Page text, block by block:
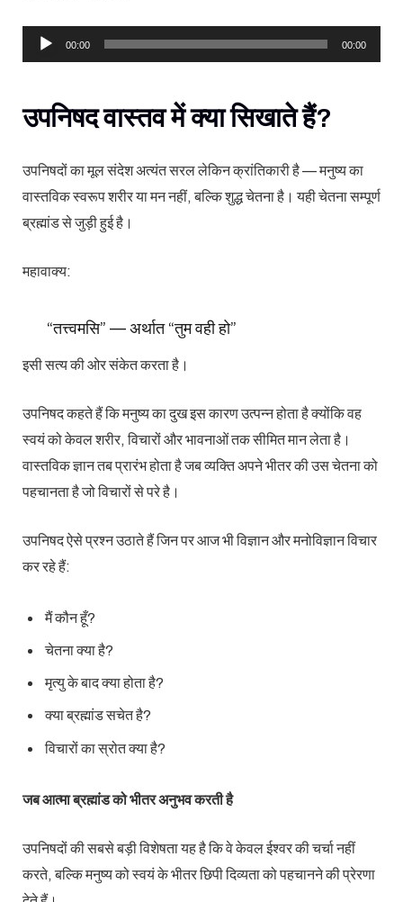
Audio
Player
00:00 00:00
उपनिषद वास्तव में क्या सिखाते हैं?
उपनिषदों का मूल संदेश अत्यंत सरल लेकिन क्रांतिकारी है — मनुष्य का
वास्तविक स्वरूप शरीर या मन नहीं, बल्कि शुद्ध चेतना है। यही चेतना सम्पूर्ण
ब्रह्मांड से जुड़ी हुई है।
महावाक्य:
“तत्त्वमसि” — अर्थात “तुम वही हो”
इसी सत्य की ओर संकेत करता है।
उपनिषद कहते हैं कि मनुष्य का दुख इस कारण उत्पन्न होता है क्योंकि वह
स्वयं को केवल शरीर, विचारों और भावनाओं तक सीमित मान लेता है।
वास्तविक ज्ञान तब प्रारंभ होता है जब व्यक्ति अपने भीतर की उस चेतना को
पहचानता है जो विचारों से परे है।
उपनिषद ऐसे प्रश्न उठाते हैं जिन पर आज भी विज्ञान और मनोविज्ञान विचार
कर रहे हैं:
मैं कौन हूँ?
चेतना क्या है?
मृत्यु के बाद क्या होता है?
क्या ब्रह्मांड सचेत है?
विचारों का स्रोत क्या है?
जब आत्मा ब्रह्मांड को भीतर अनुभव करती है
उपनिषदों की सबसे बड़ी विशेषता यह है कि वे केवल ईश्वर की चर्चा नहीं
करते, बल्कि मनुष्य को स्वयं के भीतर छिपी दिव्यता को पहचानने की प्रेरणा